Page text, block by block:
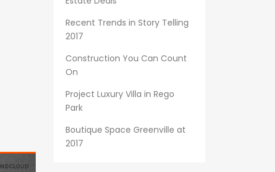
Recent Trends in Story Telling
2017
Construction You Can Count
On
Project Luxury Villa in Rego
Park
Boutique Space Greenville at
2017